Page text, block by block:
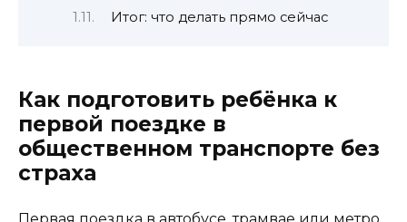
Итог: что делать прямо сейчас
Как подготовить ребёнка к
первой поездке в
общественном транспорте без
страха